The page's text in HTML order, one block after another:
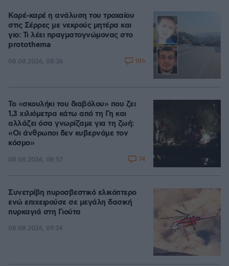
Καρέ-καρέ η ανάλυση του τροχαίου
στις Σέρρες με νεκρούς μητέρα και
γιο: Τι λέει πραγματογνώμονας στο
protothema
08.08.2026, 08:36 186
Το «σκουλήκι του διαβόλου» που ζει
1,3 χιλιόμετρα κάτω από τη Γη και
αλλάζει όσα γνωρίζαμε για τη ζωή:
«Οι άνθρωποι δεν κυβερνάμε τον
κόσμο»
08.08.2026, 08:57 74
Συνετρίβη πυροσβεστικό ελικόπτερο
ενώ επιχειρούσε σε μεγάλη δασική
πυρκαγιά στη Γιούτα
08.08.2026, 09:34